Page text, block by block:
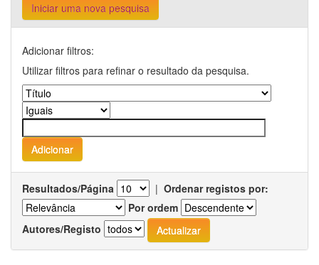
Iniciar uma nova pesquisa
Adicionar filtros:
Utilizar filtros para refinar o resultado da pesquisa.
Resultados/Página | Ordenar registos por:
Por ordem
Autores/Registo